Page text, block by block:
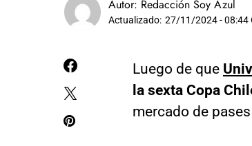
Autor: Redacción Soy Azul
Actualizado: 27/11/2024 - 08:44
Luego de que
la sexta Copa
mercado de